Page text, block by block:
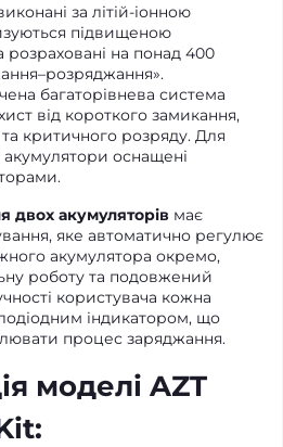
за літій-іонною
підвищеною
розраховані на понад 400
багаторівнева система
від короткого замикання,
критичного розряду. Для
оснащені
двох акумуляторів має
яке автоматично регулює
акумулятора окремо,
роботу та подовжений
користувача кожна
індикатором, що
процес заряджання.
моделі AZT